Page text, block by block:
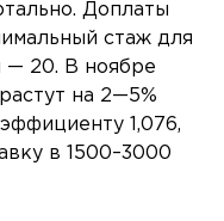
Доплаты
стаж для
— 20. В ноябре
на 2—5%
1,076,
в 1500–3000